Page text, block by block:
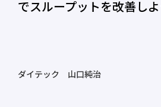
でスループットを改善しよ
ダイテック 山口純治